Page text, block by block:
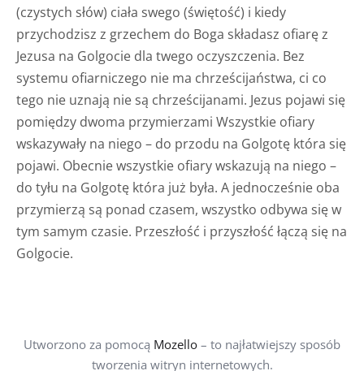
(czystych słów) ciała swego (świętość) i kiedy
przychodzisz z grzechem do Boga składasz ofiarę z
Jezusa na Golgocie dla twego oczyszczenia. Bez
systemu ofiarniczego nie ma chrześcijaństwa, ci co
tego nie uznają nie są chrześcijanami. Jezus pojawi się
pomiędzy dwoma przymierzami Wszystkie ofiary
wskazywały na niego – do przodu na Golgotę która się
pojawi. Obecnie wszystkie ofiary wskazują na niego –
do tyłu na Golgotę która już była. A jednocześnie oba
przymierzą są ponad czasem, wszystko odbywa się w
tym samym czasie. Przeszłość i przyszłość łączą się na
Golgocie.
Utworzono za pomocą Mozello – to najłatwiejszy sposób
tworzenia witryn internetowych.